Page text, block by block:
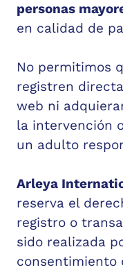
personas
en calidad de
No permitimos
registren
web ni
la intervención
un adulto
Arleya
reserva el
registro o
sido realizada
consentimiento